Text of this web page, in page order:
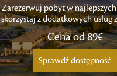
Zarezerwuj pobyt w
skorzystaj z dodatkowych usług
Cena od89€
Sprawdź dostępność